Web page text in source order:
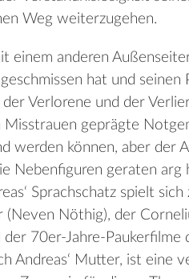
Weg weiterzugehen.
einem anderen
hat und
Verlorene und der
Misstrauen geprägte
werden können, aber
Nebenfiguren geraten
Sprachschatz spielt
Nöthig), der
der 70er-Jahre-
Andreas‘ Mutter, ist eine